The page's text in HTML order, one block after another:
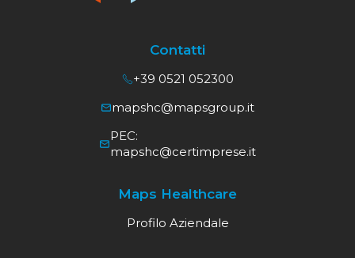
Contatti
+39 0521 052300
mapshc@mapsgroup.it
PEC:
mapshc@certimprese.it
Maps Healthcare
Profilo Aziendale